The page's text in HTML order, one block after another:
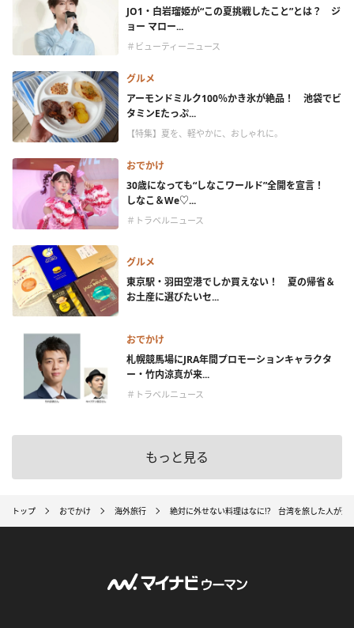
JO1・白岩瑠姫が“この夏挑戦したこと”とは？ ジ
ョー マロー...
＃ビューティーニュース
グルメ
アーモンドミルク100％かき氷が絶品！ 池袋でビ
タミンEたっぷ...
【特集】夏を、軽やかに、おしゃれに。
おでかけ
30歳になっても“しなこワールド”全開を宣言！
しなこ＆We♡...
＃トラベルニュース
グルメ
東京駅・羽田空港でしか買えない！ 夏の帰省＆
お土産に選びたいセ...
おでかけ
札幌競馬場にJRA年間プロモーションキャラクタ
ー・竹内涼真が来...
＃トラベルニュース
もっと見る
トップ おでかけ 海外旅行 絶対に外せない料理はなに!? 台湾を旅した人が選